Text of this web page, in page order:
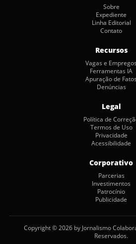
Sobre
Expediente
Linha Editorial
Contato
Recursos
Vagas e Empregos
Ferramentas IA
Apuração de Fatos
Denúncias
Legal
Política de
Termos de Uso
Privacidade
Acessibilidade
Corporativo
Parcerias
Investimentos
Patrocínio
Publicidade
Copyright © 2026 by Jornalismo
Reservados.